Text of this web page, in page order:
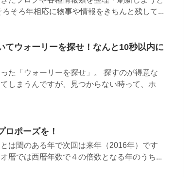
そろ年相応に物事や情報をきちんと残して...
てウォーリーを探せ！なんと10秒以内に
た「ウォーリーを探せ」。 探すのが得意な
しまうんですが、見つからない時って、ホ
ロポーズを！
は閏のある年で次回は来年（2016年）です
暦では西暦年数で４の倍数となる年のうち...